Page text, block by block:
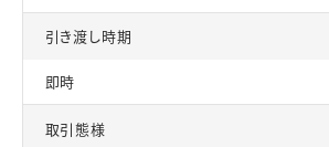
引き渡し時期
即時
取引態様